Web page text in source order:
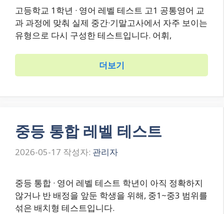
고등학교 1학년 · 영어 레벨 테스트 고1 공통영어 교
과 과정에 맞춰 실제 중간·기말고사에서 자주 보이는
유형으로 다시 구성한 테스트입니다. 어휘,
더보기
중등 통합 레벨 테스트
2026-05-17 작성자: 관리자
중등 통합 · 영어 레벨 테스트 학년이 아직 정확하지
않거나 반 배정을 앞둔 학생을 위해, 중1~중3 범위를
섞은 배치형 테스트입니다.